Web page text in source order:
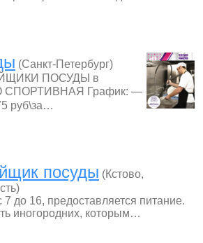
(Санкт-Петербург)
ПОСУДЫ в
СПОРТИВНАЯ График: —
руб\за…
посуды (Кстово,
до 16, предоставляется питание.
иногородних, которым…